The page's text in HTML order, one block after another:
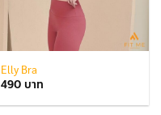
Elly Bra
490